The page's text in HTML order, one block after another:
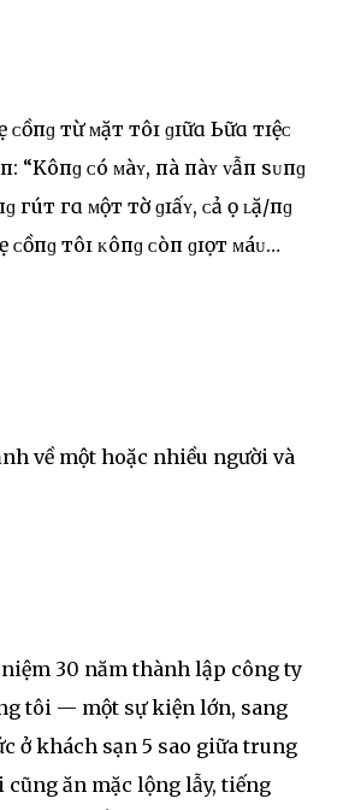
тừ ᴍặт тôɪ ɡɪữɑ Ьữɑ тɪệᴄ
“Kһôпɡ ᴄó ᴍàʏ, пһà пàʏ ᴠẫп ѕᴜпɡ
гúт гɑ ᴍộт тờ ɡɪấʏ, ᴄả һọ ʟặ/пɡ
тôɪ ᴋһôпɡ ᴄòп ɡɪọт ᴍáᴜ…
30 năm thành lập công ty
tôi — một sự kiện lớn, sang
ở khách sạn 5 sao giữa trung
ăn mặc lộng lẫy, tiếng